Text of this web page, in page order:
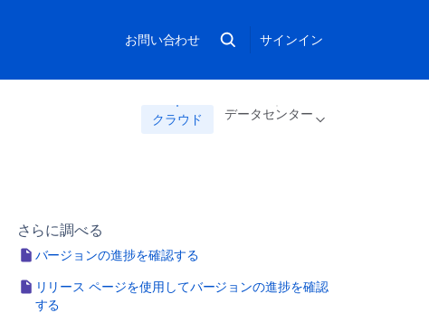
お問い合わせ サインイン
クラウド データセンター
さらに調べる
バージョンの進捗を確認する
リリース ページを使用してバージョンの進捗を確認
する